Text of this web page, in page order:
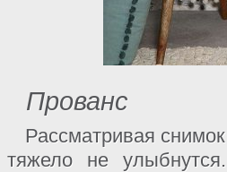
Прованс
Рассматривая
тяжело не